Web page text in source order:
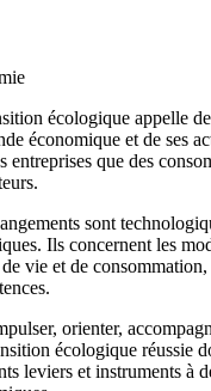
écologique appelle
économique et de ses
entreprises que des
sont
Ils concernent les
vie et de
orienter,
écologique réussie
leviers et instruments à